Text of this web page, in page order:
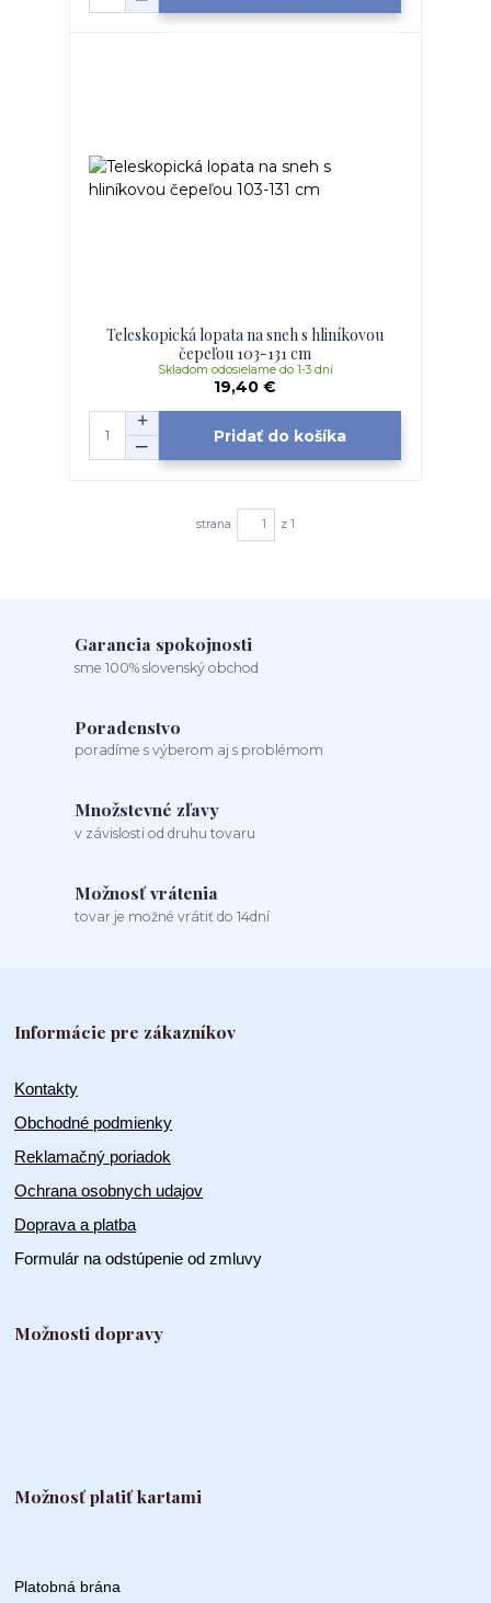
Teleskopická lopata na sneh s hliníkovou
čepeľou 103-131 cm
19,40 €
Skladom odosielame do 1-3 dní
Pridať do košíka
strana z 1
Garancia spokojnosti
sme 100% slovenský obchod
Poradenstvo
poradíme s výberom aj s problémom
Množstevné zľavy
v závislosti od druhu tovaru
Možnosť vrátenia
tovar je možné vrátiť do 14dní
Informácie pre zákazníkov
Kontakty
Obchodné podmienky
Reklamačný poriadok
Ochrana osobnych udajov
Doprava a platba
Formulár na odstúpenie od zmluvy
Možnosti dopravy
Možnosť platiť kartami
Platobná brána